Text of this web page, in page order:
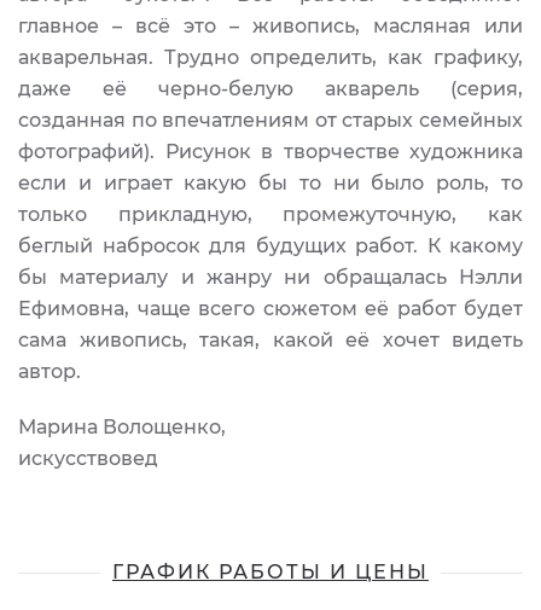
главное – всё это – живопись, масляная или
акварельная. Трудно определить, как графику,
даже её черно-белую акварель (серия,
созданная по впечатлениям от старых семейных
фотографий). Рисунок в творчестве художника
если и играет какую бы то ни было роль, то
только прикладную, промежуточную, как
беглый набросок для будущих работ. К какому
бы материалу и жанру ни обращалась Нэлли
Ефимовна, чаще всего сюжетом её работ будет
сама живопись, такая, какой её хочет видеть
автор.
Марина Волощенко,
искусствовед
ГРАФИК РАБОТЫ И ЦЕНЫ